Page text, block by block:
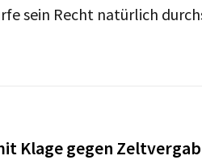
sein Recht natürlich
Klage gegen